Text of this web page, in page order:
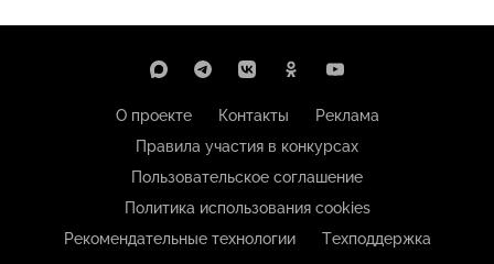
О проекте Контакты
Реклама
Правила участия в конкурсах
Пользовательское соглашение
Политика использования cookies
Рекомендательные технологии
Техподдержка